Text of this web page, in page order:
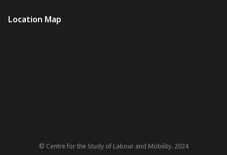
Location Map
© Centre for the Study of Labour and Mobility. 2024